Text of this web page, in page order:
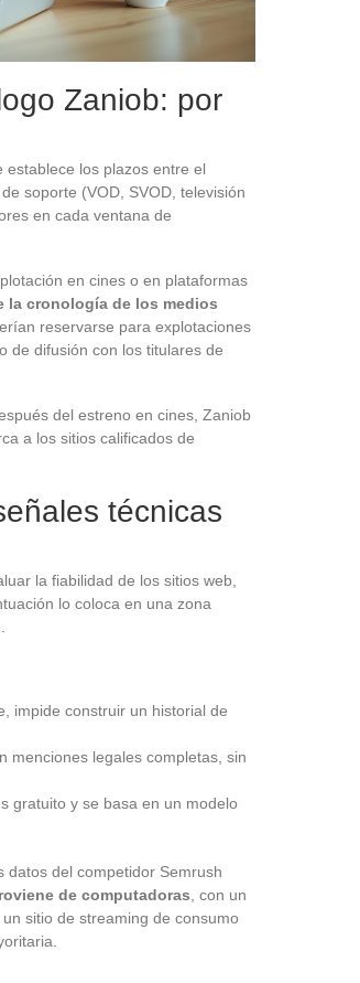
Zaniob: por
los plazos entre el
soporte (VOD, SVOD, televisión
en cada ventana de
en cines o en plataformas
la cronología de los medios
reservarse para explotaciones
de difusión con los titulares de
del estreno en cines, Zaniob
a los sitios calificados de
técnicas
la fiabilidad de los sitios web,
lo coloca en una zona
impide construir un historial de
menciones legales completas, sin
gratuito y se basa en un modelo
datos del competidor Semrush
de computadoras , con un
sitio de streaming de consumo